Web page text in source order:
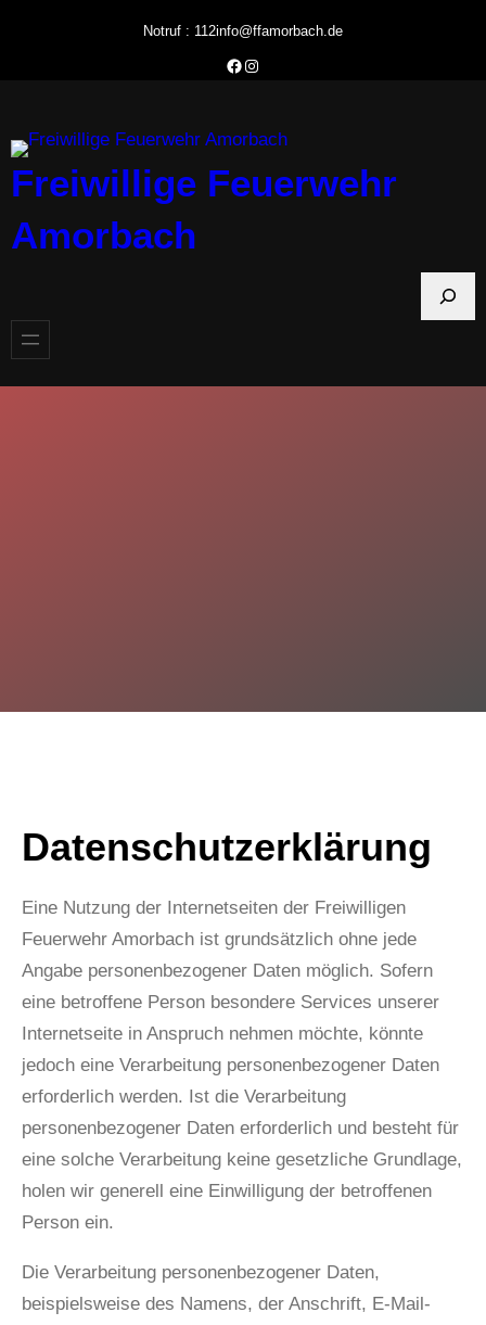
Notruf : 112info@ffamorbach.de
Facebook Feuerwehr Amorbach
Instagram Feuerwehr Amorbach
Freiwillige Feuerwehr
Amorbach
h
Datenschutzerklärung
Eine Nutzung der Internetseiten der Freiwilligen
Feuerwehr Amorbach ist grundsätzlich ohne jede
Angabe personenbezogener Daten möglich. Sofern
eine betroffene Person besondere Services unserer
Internetseite in Anspruch nehmen möchte, könnte
jedoch eine Verarbeitung personenbezogener Daten
erforderlich werden. Ist die Verarbeitung
personenbezogener Daten erforderlich und besteht für
eine solche Verarbeitung keine gesetzliche Grundlage,
holen wir generell eine Einwilligung der betroffenen
Person ein.
Die Verarbeitung personenbezogener Daten,
beispielsweise des Namens, der Anschrift, E-Mail-